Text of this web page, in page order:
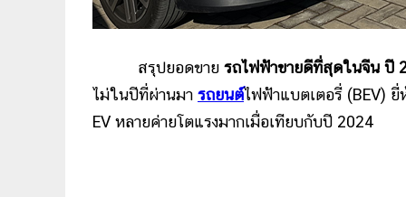
สรุปยอดขาย รถไฟฟ้าขายดีที่สุดในจีน ปี
ไม่ในปีที่ผ่านมา รถยนต์ไฟฟ้าแบตเตอรี่ (BEV)
EV หลายค่ายโตแรงมากเมื่อเทียบกับปี 2024